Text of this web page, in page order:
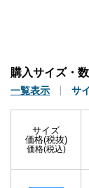
購入サイズ・
一覧表示 サ
サイズ
価格(税抜)
価格(税込)